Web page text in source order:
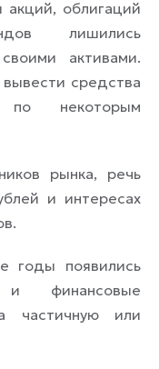
акций, облигаций
лишились
активами.
средства
некоторым
рынка, речь
и интересах
годы появились
и финансовые
частичную или